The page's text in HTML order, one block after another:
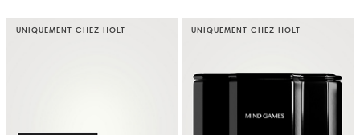
UNIQUEMENT CHEZ HOLT UNIQUEMENT CHEZ HOLT